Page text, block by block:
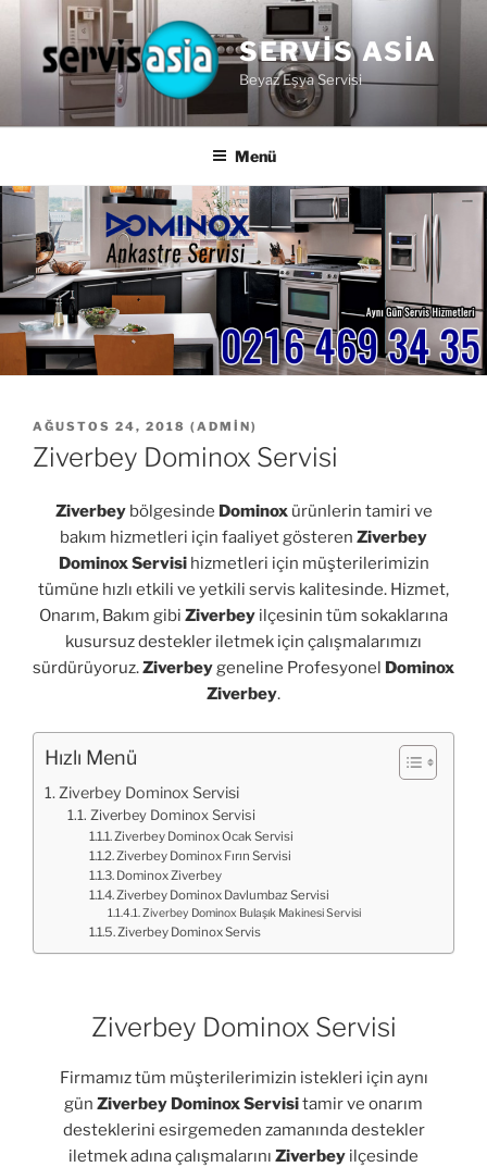
SERVIS ASIA
Beyaz Eşya Servisi
Menü
YAYIM
TARIHI
AĞUSTOS 24, 2018 ( ADMIN)
Ziverbey Dominox Servisi
Ziverbeybölgesinde Dominoxürünlerin tamiri ve
bakım hizmetleri için faaliyet gösteren Ziverbey
Dominox Servisihizmetleri için müşterilerimizin
tümüne hızlı etkili ve yetkili servis kalitesinde. Hizmet,
Onarım, Bakım gibi Ziverbey ilçesinin tüm sokaklarına
kusursuz destekler iletmek için çalışmalarımızı
sürdürüyoruz.Ziverbeygeneline Profesyonel Dominox
Ziverbey.
Hızlı Menü
Ziverbey Dominox Servisi
Ziverbey Dominox Servisi
Ziverbey Dominox Ocak Servisi
Ziverbey Dominox Fırın Servisi
Dominox Ziverbey
Ziverbey Dominox Davlumbaz Servisi
Ziverbey Dominox Bulaşık Makinesi Servisi
Ziverbey Dominox Servis
Ziverbey Dominox Servisi
Firmamız tüm müşterilerimizin istekleri için aynı
gün Ziverbey Dominox Servisitamir ve onarım
desteklerini esirgemeden zamanında destekler
iletmek adına çalışmalarını Ziverbey ilçesinde